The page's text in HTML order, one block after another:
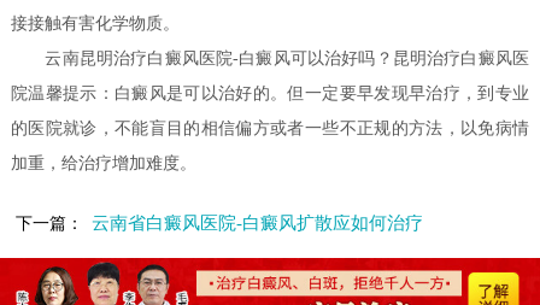
接接触有害化学物质。
云南昆明治疗白癜风医院-白癜风可以治好吗？昆明治疗白癜风医
院温馨提示：白癜风是可以治好的。但一定要早发现早治疗，到专业
的医院就诊，不能盲目的相信偏方或者一些不正规的方法，以免病情
加重，给治疗增加难度。
下一篇： 云南省白癜风医院-白癜风扩散应如何治疗